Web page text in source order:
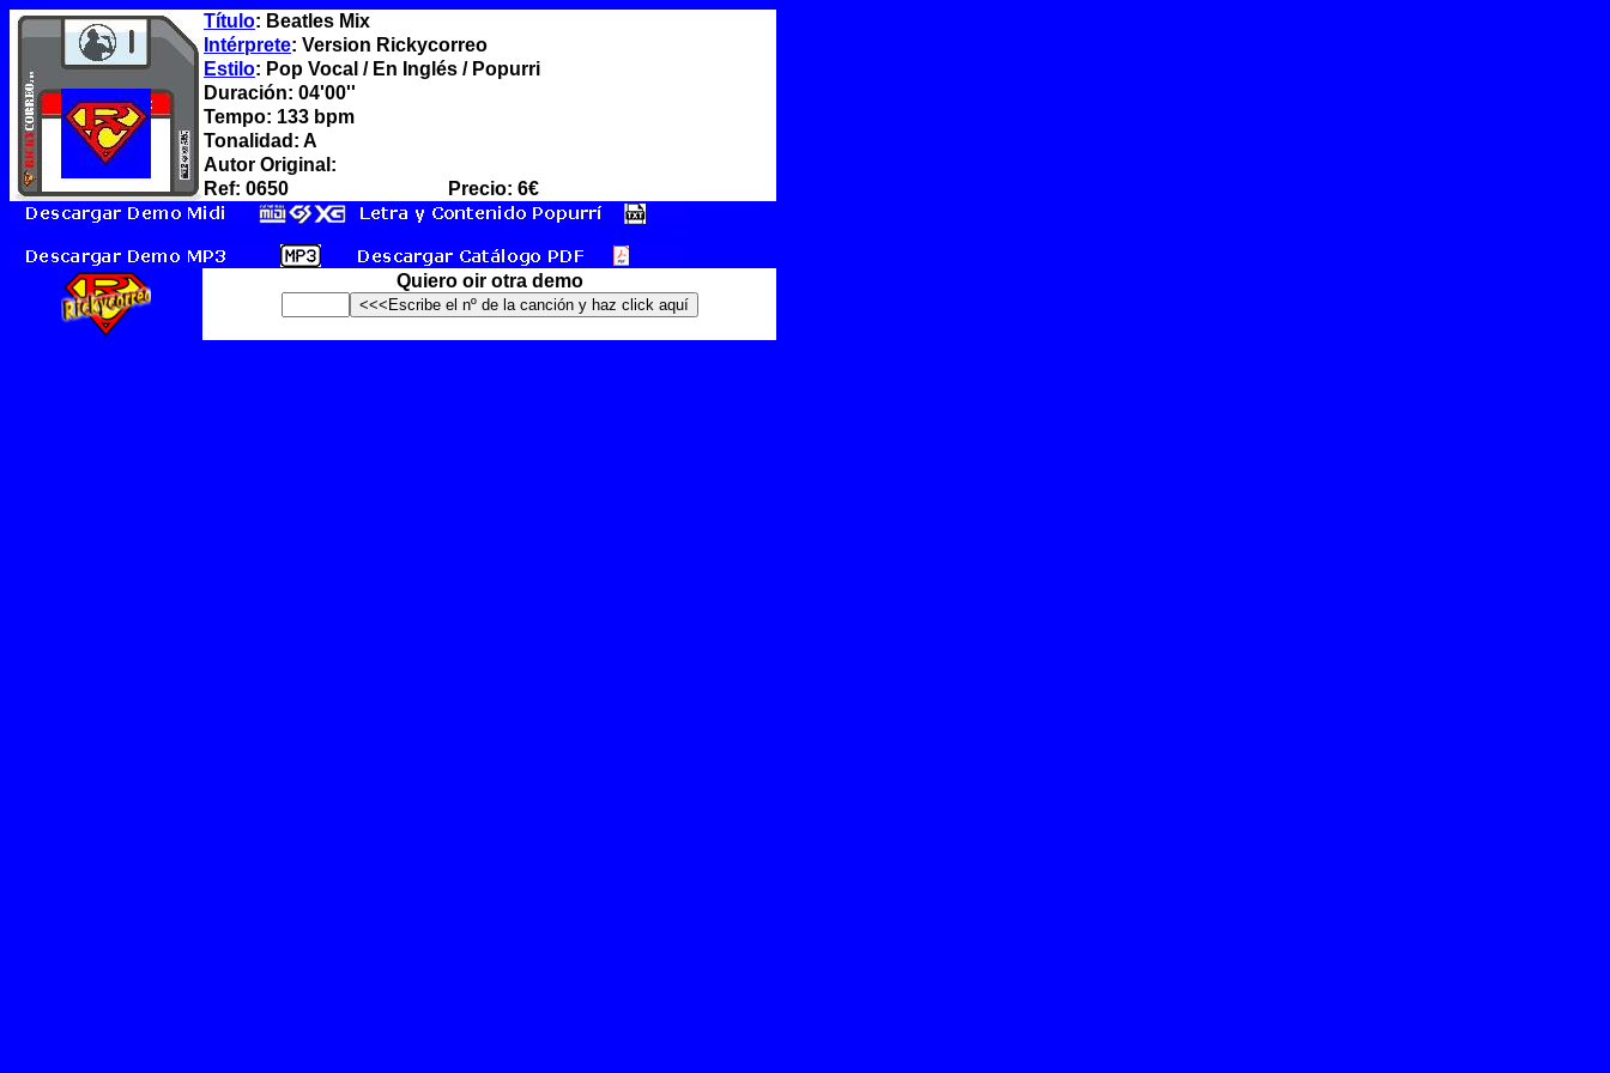
Título: Beatles Mix
Intérprete: Version Rickycorreo
Estilo: Pop Vocal / En Inglés / Popurri
Duración: 04'00''
Tempo: 133 bpm
Tonalidad: A
Autor Original:
Ref: 0650
Precio: 6€
Quiero oir otra demo